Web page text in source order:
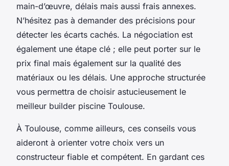
main-d’œuvre, délais mais aussi frais annexes.
N’hésitez pas à demander des précisions pour
détecter les écarts cachés. La négociation est
également une étape clé ; elle peut porter sur le
prix final mais également sur la qualité des
matériaux ou les délais. Une approche structurée
vous permettra de choisir astucieusement le
meilleur builder piscine Toulouse.
À Toulouse, comme ailleurs, ces conseils vous
aideront à orienter votre choix vers un
constructeur fiable et compétent. En gardant ces